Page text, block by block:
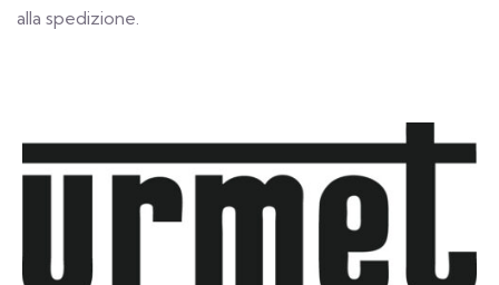
alla spedizione.